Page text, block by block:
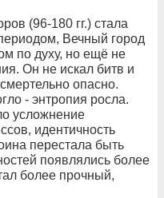
(96-180 гг.) стала
Вечный город
по духу, но ещё не
Он не искал битв и
опасно.
- энтропия росла.
усложнение
идентичность
перестала быть
появлялись более
более прочный,